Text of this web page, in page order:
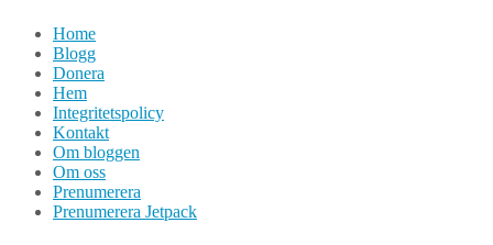
Hoppa
innehåll
Home
Blogg
Donera
Hem
Integritetspolicy
Kontakt
Om bloggen
Om oss
Prenumerera
Prenumerera Jetpack